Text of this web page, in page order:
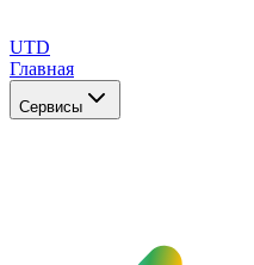
UTD
Главная
Сервисы